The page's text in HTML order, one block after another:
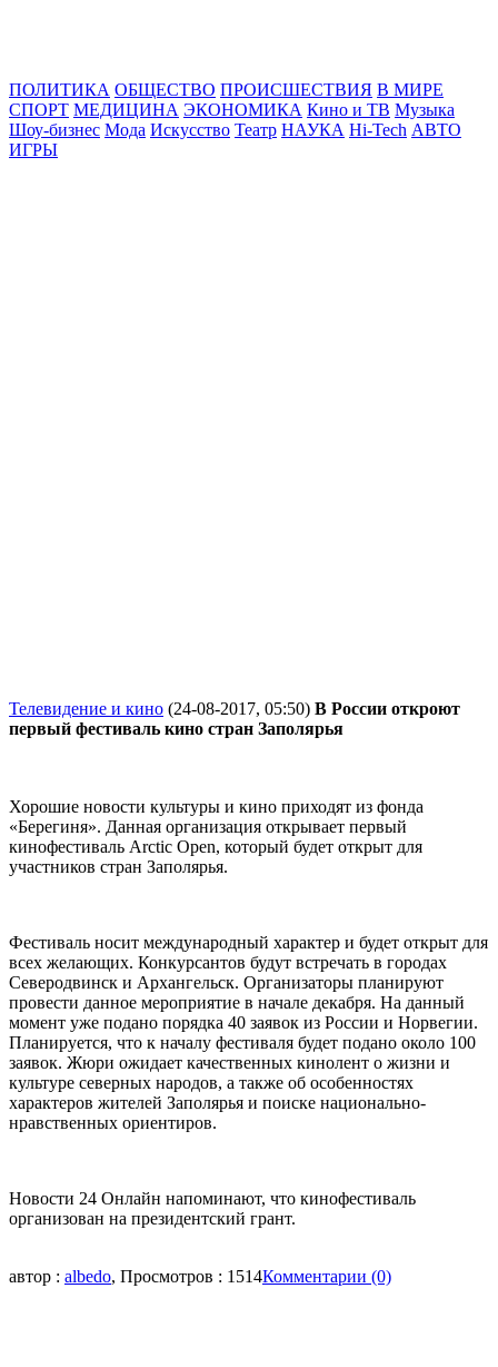
ПОЛИТИКА ОБЩЕСТВО ПРОИСШЕСТВИЯ В МИРЕ
СПОРТ МЕДИЦИНА ЭКОНОМИКА Кино и ТВ Музыка
Шоу-бизнес Мода Искусство Театр НАУКА Hi-Tech АВТО
ИГРЫ
Телевидение и кино (24-08-2017, 05:50) В России откроют
первый фестиваль кино стран Заполярья
Хорошие новости культуры и кино приходят из фонда
«Берегиня». Данная организация открывает первый
кинофестиваль Arctic Open, который будет открыт для
участников стран Заполярья.
Фестиваль носит международный характер и будет открыт для
всех желающих. Конкурсантов будут встречать в городах
Северодвинск и Архангельск. Организаторы планируют
провести данное мероприятие в начале декабря. На данный
момент уже подано порядка 40 заявок из России и Норвегии.
Планируется, что к началу фестиваля будет подано около 100
заявок. Жюри ожидает качественных кинолент о жизни и
культуре северных народов, а также об особенностях
характеров жителей Заполярья и поиске национально-
нравственных ориентиров.
Новости 24 Онлайн напоминают, что кинофестиваль
организован на президентский грант.
автор : albedo, Просмотров : 1514Комментарии (0)